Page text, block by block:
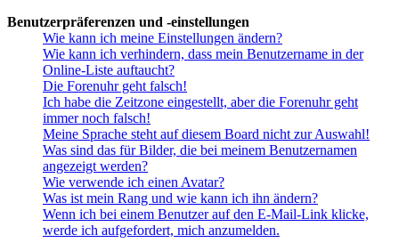
Benutzerpräferenzen und -einstellungen
Wie kann ich meine Einstellungen ändern?
Wie kann ich verhindern, dass mein Benutzername in der
Online-Liste auftaucht?
Die Forenuhr geht falsch!
Ich habe die Zeitzone eingestellt, aber die Forenuhr geht
immer noch falsch!
Meine Sprache steht auf diesem Board nicht zur Auswahl!
Was sind das für Bilder, die bei meinem Benutzernamen
angezeigt werden?
Wie verwende ich einen Avatar?
Was ist mein Rang und wie kann ich ihn ändern?
Wenn ich bei einem Benutzer auf den E-Mail-Link klicke,
werde ich aufgefordert, mich anzumelden.